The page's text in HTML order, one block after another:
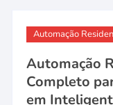
Automação
Automação
Completo
em